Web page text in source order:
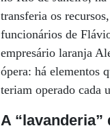
transferia os
funcionários de
empresário laranja
ópera: há elementos
teriam operado cada
A “lavanderia”